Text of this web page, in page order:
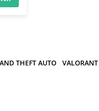
×
THEFT AUTO VALORANT